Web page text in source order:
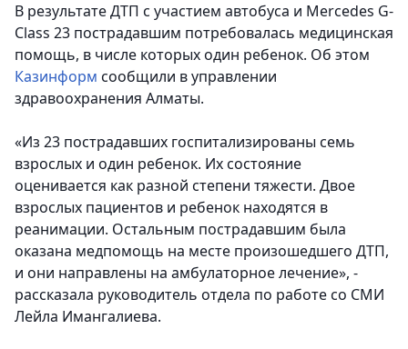
В результате ДТП с участием автобуса и Mercedes G-
Class 23 пострадавшим потребовалась медицинская
помощь, в числе которых один ребенок. Об этом
Казинформ сообщили в управлении
здравоохранения Алматы.
«Из 23 пострадавших госпитализированы семь
взрослых и один ребенок. Их состояние
оценивается как разной степени тяжести. Двое
взрослых пациентов и ребенок находятся в
реанимации. Остальным пострадавшим была
оказана медпомощь на месте произошедшего ДТП,
и они направлены на амбулаторное лечение», -
рассказала руководитель отдела по работе со СМИ
Лейла Имангалиева.